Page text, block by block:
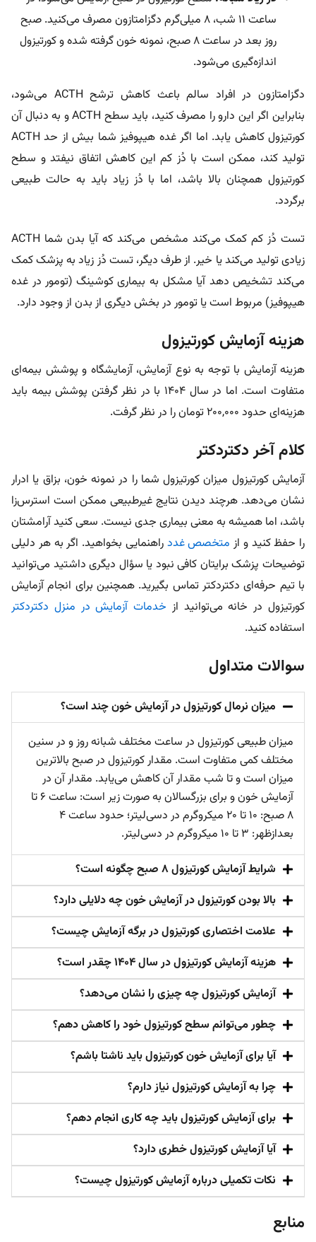
ساعت ۱۱ شب، ۸ میلی‌گرم دگزامتازون مصرف می‌کنید. صبح
روز بعد در ساعت ۸ صبح، نمونه خون گرفته شده و کورتیزول
اندازه‌گیری می‌شود.
دگزامتازون در افراد سالم باعث کاهش ترشح ACTH می‌شود،
بنابراین اگر این دارو را مصرف کنید، باید سطح ACTH و به دنبال آن
کورتیزول کاهش یابد. اما اگر غده هیپوفیز شما بیش از حد ACTH
تولید کند، ممکن است با دُز کم این کاهش اتفاق نیفتد و سطح
کورتیزول همچنان بالا باشد، اما با دُز زیاد باید به حالت طبیعی
برگردد.
تست دُز کم کمک می‌کند مشخص می‌کند که آیا بدن شما ACTH
زیادی تولید می‌کند یا خیر. از طرف دیگر، تست دُز زیاد به پزشک کمک
می‌کند تشخیص دهد آیا مشکل به بیماری کوشینگ (تومور در غده
هیپوفیز) مربوط است یا تومور در بخش دیگری از بدن از وجود دارد.
هزینه آزمایش کورتیزول
هزینه آزمایش با توجه به نوع آزمایش، آزمایشگاه و پوشش بیمه‌ای
متفاوت است. اما در سال ۱۴۰۴ با در نظر گرفتن پوشش بیمه باید
هزینه‌ای حدود ۲۰۰,۰۰۰ تومان را در نظر گرفت.
کلام آخر دکتردکتر
آزمایش کورتیزول میزان کورتیزول شما را در نمونه خون، بزاق یا ادرار
نشان می‌دهد. هرچند دیدن نتایج غیرطبیعی ممکن است استرس‌زا
باشد، اما همیشه به معنی بیماری جدی نیست. سعی کنید آرامشتان
را حفظ کنید و از متخصص غدد راهنمایی بخواهید. اگر به هر دلیلی
توضیحات پزشک برایتان کافی نبود یا سؤال دیگری داشتید می‌توانید
با تیم حرفه‌ای دکتردکتر تماس بگیرید. همچنین برای انجام آزمایش
کورتیزول در خانه می‌توانید از خدمات آزمایش در منزل دکتردکتر
استفاده کنید.
سوالات متداول
میزان نرمال کورتیزول در آزمایش خون چند است؟
میزان طبیعی کورتیزول در ساعت مختلف شبانه روز و در سنین
مختلف کمی متفاوت است. مقدار کورتیزول در صبح بالاترین
میزان است و تا شب مقدار آن کاهش می‌یابد. مقدار آن در
آزمایش خون و برای بزرگسالان به صورت زیر است: ساعت ۶ تا
۸ صبح: ۱۰ تا ۲۰ میکروگرم در دسی‌لیتر؛ حدود ساعت ۴
بعدازظهر: ۳ تا ۱۰ میکروگرم در دسی‌لیتر.
شرایط آزمایش کورتیزول ۸ صبح چگونه است؟
بالا بودن کورتیزول در آزمایش خون چه دلایلی دارد؟
علامت اختصاری کورتیزول در برگه آزمایش چیست؟
هزینه آزمایش کورتیزول در سال ۱۴۰۴ چقدر است؟
آزمایش کورتیزول چه چیزی را نشان می‌دهد؟
چطور می‌توانم سطح کورتیزول خود را کاهش دهم؟
آیا برای آزمایش خون کورتیزول باید ناشتا باشم؟
چرا به آزمایش کورتیزول نیاز دارم؟
برای آزمایش کورتیزول باید چه کاری انجام دهم؟
آیا آزمایش کورتیزول خطری دارد؟
نکات تکمیلی درباره آزمایش کورتیزول چیست؟
منابع